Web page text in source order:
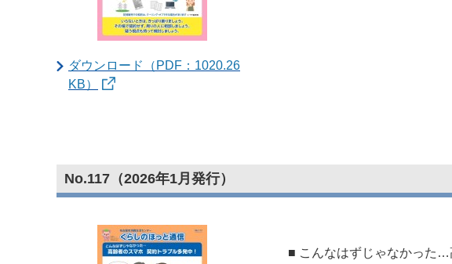
ダウンロード（PDF：1020.26
KB）
No.117（2026年1月発行）
■ こんなはずじゃなかった…